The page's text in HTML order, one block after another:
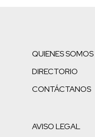
QUIENES SOMOS
DIRECTORIO
CONTÁCTANOS
AVISO LEGAL